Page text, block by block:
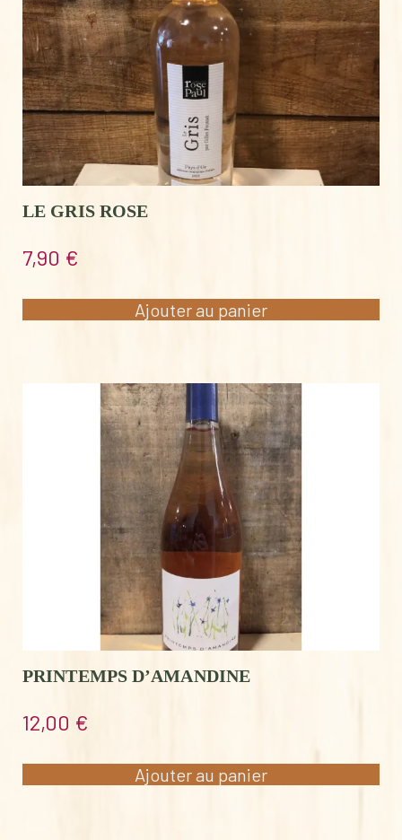
LE GRIS ROSE
7,90 €
Ajouter au panier
PRINTEMPS D’AMANDINE
12,00 €
Ajouter au panier